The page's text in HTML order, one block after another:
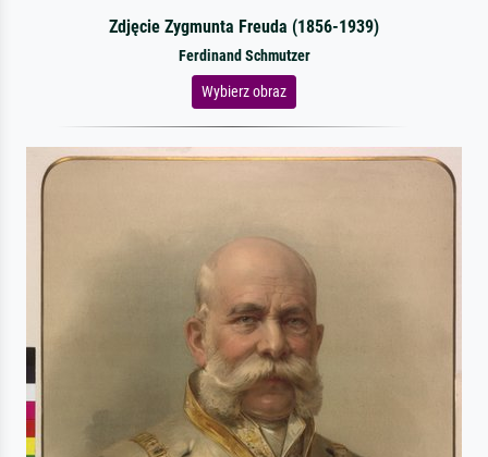
Zdjęcie Zygmunta Freuda (1856-1939)
Ferdinand Schmutzer
Wybierz obraz